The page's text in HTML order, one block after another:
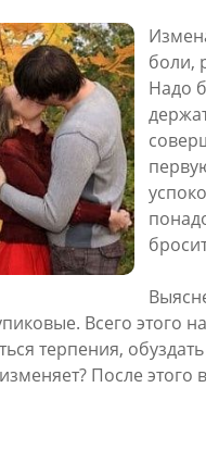
боли,
Надо
Всего этого
терпения,
После этого